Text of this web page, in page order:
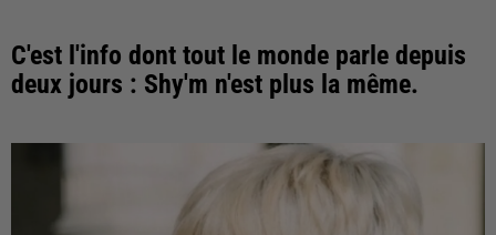
C'est l'info dont tout le monde parle depuis
deux jours : Shy'm n'est plus la même.